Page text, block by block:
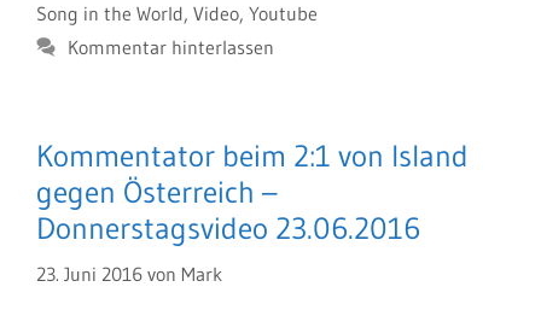
Song in the World, Video, Youtube
Kommentar hinterlassen
Kommentator beim 2:1 von Island
gegen Österreich –
Donnerstagsvideo 23.06.2016
23. Juni 2016 von Mark